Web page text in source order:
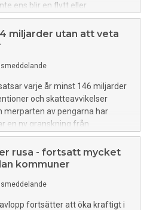
ens blir en flytt eller
tackar ja till otrygga boenden i
delar här sina
i jakten på sitt nya hem.
miljarder utan att veta
varje år minst 146 miljarder
och skatteavvikelser
merparten av pengarna har
en ny granskning från
rusa - fortsatt mycket
kommuner
fortsätter att öka kraftigt i